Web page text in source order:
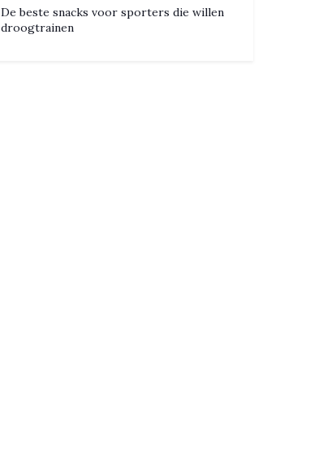
De beste snacks voor sporters die willen
droogtrainen